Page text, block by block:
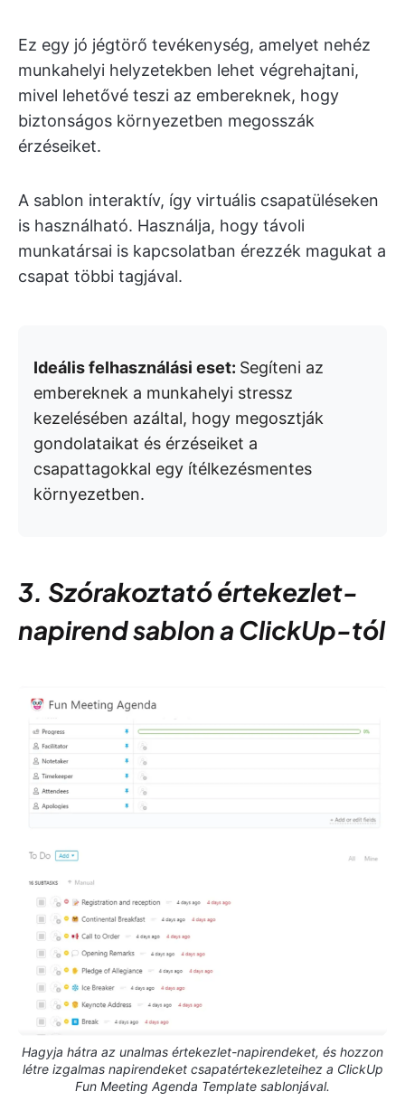
Ez egy jó jégtörő tevékenység, amelyet nehéz
munkahelyi helyzetekben lehet végrehajtani,
mivel lehetővé teszi az embereknek, hogy
biztonságos környezetben megosszák
érzéseiket.
A sablon interaktív, így virtuális csapatüléseken
is használható. Használja, hogy távoli
munkatársai is kapcsolatban érezzék magukat a
csapat többi tagjával.
Ideális felhasználási eset: Segíteni az
embereknek a munkahelyi stressz
kezelésében azáltal, hogy megosztják
gondolataikat és érzéseiket a
csapattagokkal egy ítélkezésmentes
környezetben.
3. Szórakoztató értekezlet-
napirend sablon a ClickUp-tól
Hagyja hátra az unalmas értekezlet-napirendeket, és hozzon
létre izgalmas napirendeket csapatértekezleteihez a ClickUp
Fun Meeting Agenda Template sablonjával.